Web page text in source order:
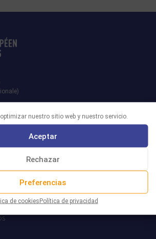
nuestro sitio web y nuestro servicio.
Aceptar
Rechazar
Preferencias
de cookiesPolítica de privacidad